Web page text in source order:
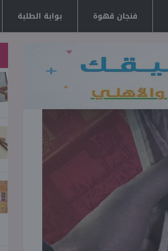
فنجان قهوة بوابة الطلبة